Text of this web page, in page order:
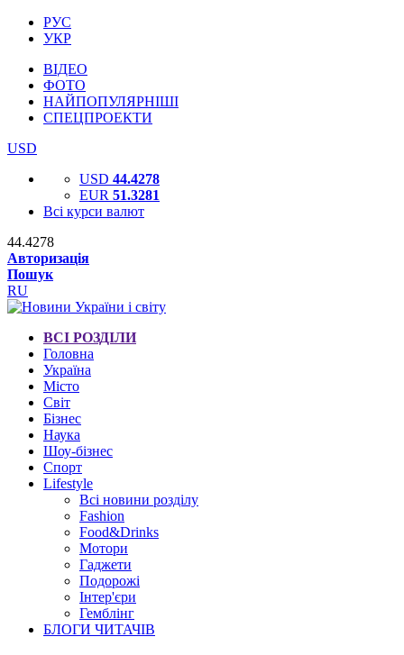
РУС
УКР
ВІДЕО
ФОТО
НАЙПОПУЛЯРНІШІ
СПЕЦПРОЕКТИ
USD
USD 44.4278
EUR 51.3281
Всі курси валют
44.4278
Авторизація
Пошук
RU
ВСІ РОЗДІЛИ
Головна
Україна
Місто
Світ
Бізнес
Наука
Шоу-бізнес
Спорт
Lifestyle
Всі новини розділу
Fashion
Food&Drinks
Мотори
Гаджети
Подорожі
Інтер'єри
Гемблінг
БЛОГИ ЧИТАЧІВ